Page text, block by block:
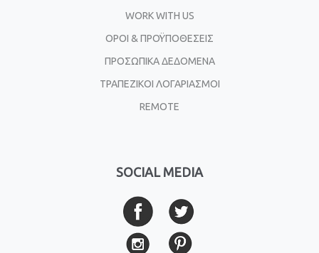
WORK WITH US
ΟΡΟΙ & ΠΡΟΫΠΟΘΕΣΕΙΣ
ΠΡΟΣΩΠΙΚΑ ΔΕΔΟΜΕΝΑ
ΤΡΑΠΕΖΙΚΟΙ ΛΟΓΑΡΙΑΣΜΟΙ
REMOTE
SOCIAL MEDIA